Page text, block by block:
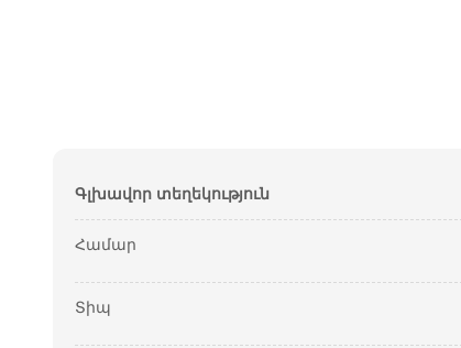
Գլխավոր տեղեկություն
Համար
Տիպ